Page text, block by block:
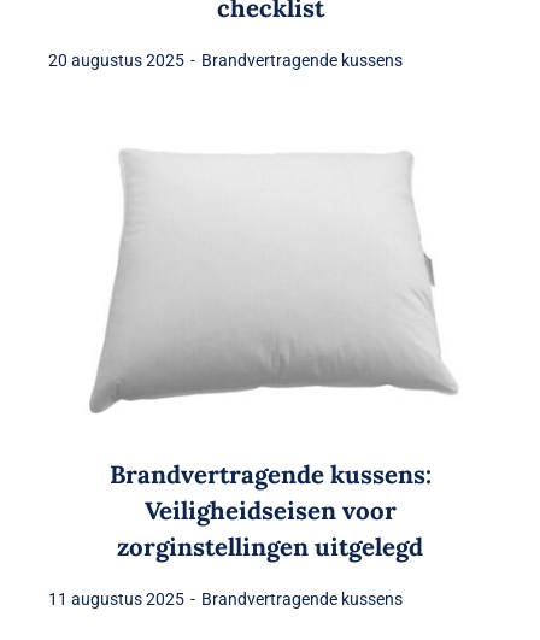
checklist
20 augustus 2025 - Brandvertragende kussens
Brandvertragende kussens:
Veiligheidseisen voor
zorginstellingen uitgelegd
11 augustus 2025 - Brandvertragende kussens